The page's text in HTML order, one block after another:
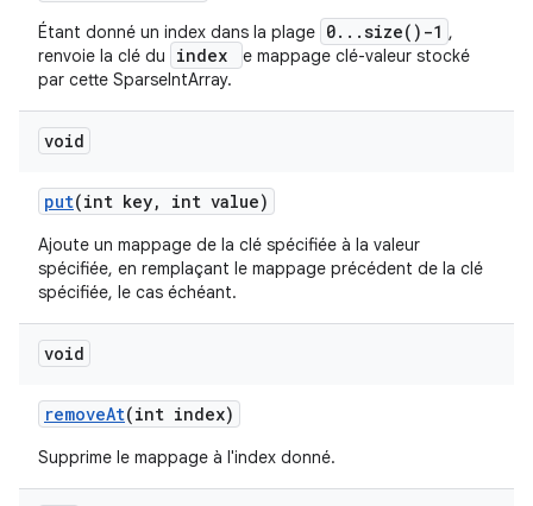
Étant donné un index dans la plage 0...size()-1 ,
renvoie la clé du
index
e mappage clé-valeur stocké
par cette SparseIntArray.
void
put(int key, int value)
Ajoute un mappage de la clé spécifiée à la valeur
spécifiée, en remplaçant le mappage précédent de la clé
spécifiée, le cas échéant.
void
removeAt(int index)
Supprime le mappage à l'index donné.